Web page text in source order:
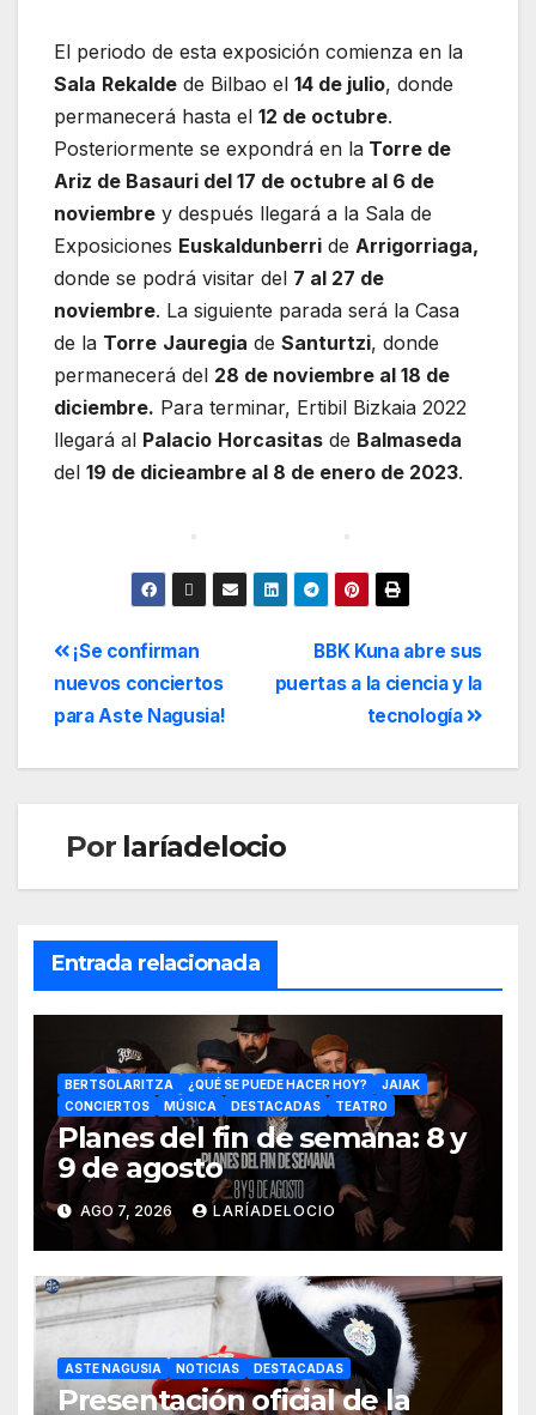
El periodo de esta exposición comienza en la
Sala Rekalde de Bilbao el 14 de julio, donde
permanecerá hasta el 12 de octubre.
Posteriormente se expondrá en la Torre de
Ariz de Basauri del 17 de octubre al 6 de
noviembre y después llegará a la Sala de
Exposiciones Euskaldunberri de Arrigorriaga,
donde se podrá visitar del 7 al 27 de
noviembre. La siguiente parada será la Casa
de la Torre Jauregia de Santurtzi, donde
permanecerá del 28 de noviembre al 18 de
diciembre. Para terminar, Ertibil Bizkaia 2022
llegará al Palacio Horcasitas de Balmaseda
del 19 de dicieambre al 8 de enero de 2023.
BBK Kuna abre sus
puertas a la ciencia y la
tecnología
¡Se confirman
nuevos conciertos
para Aste Nagusia!
Por laríadelocio
Entrada relacionada
BERTSOLARITZA ¿QUÉ SE PUEDE HACER HOY?
JAIAK
CONCIERTOS
MÚSICA DESTACADAS TEATRO
Planes del fin de semana: 8 y
9 de agosto
AGO 7, 2026 LARÍADELOCIO
ASTE NAGUSIA NOTICIAS DESTACADAS
Presentación oficial de la